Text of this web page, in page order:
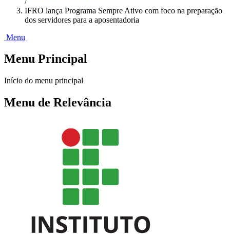
IFRO lança Programa Sempre Ativo com foco na preparação
dos servidores para a aposentadoria
Menu
Menu Principal
Início do menu principal
Menu de Relevância